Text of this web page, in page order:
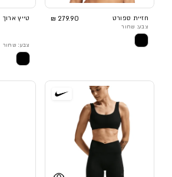
חזיית ספורט 279.90 ₪
צבע: שחור
טייץ ארוך
צבע: שחור